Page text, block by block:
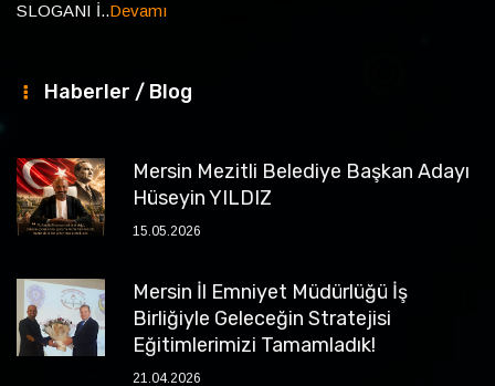
SLOGANI İ..Devamı
Haberler / Blog
Mersin Mezitli Belediye Başkan Adayı
Hüseyin YILDIZ
15.05.2026
Mersin İl Emniyet Müdürlüğü İş
Birliğiyle Geleceğin Stratejisi
Eğitimlerimizi Tamamladık!
21.04.2026